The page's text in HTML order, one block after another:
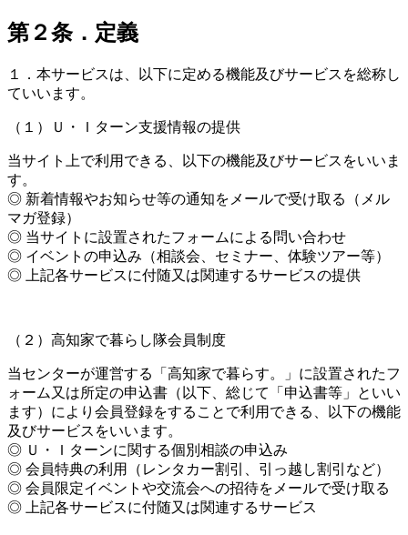
第２条．定義
１．本サービスは、以下に定める機能及びサービスを総称し
ていいます。
（１）Ｕ・Ｉターン支援情報の提供
当サイト上で利用できる、以下の機能及びサービスをいいま
す。
◎ 新着情報やお知らせ等の通知をメールで受け取る（メル
マガ登録）
◎ 当サイトに設置されたフォームによる問い合わせ
◎ イベントの申込み（相談会、セミナー、体験ツアー等）
◎ 上記各サービスに付随又は関連するサービスの提供
（２）高知家で暮らし隊会員制度
当センターが運営する「高知家で暮らす。」に設置されたフ
ォーム又は所定の申込書（以下、総じて「申込書等」といい
ます）により会員登録をすることで利用できる、以下の機能
及びサービスをいいます。
◎ Ｕ・Ｉターンに関する個別相談の申込み
◎ 会員特典の利用（レンタカー割引、引っ越し割引など）
◎ 会員限定イベントや交流会への招待をメールで受け取る
◎ 上記各サービスに付随又は関連するサービス